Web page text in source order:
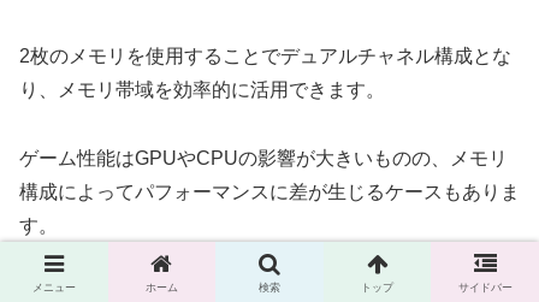
2枚のメモリを使用することでデュアルチャネル構成とな
り、メモリ帯域を効率的に活用できます。
ゲーム性能はGPUやCPUの影響が大きいものの、メモリ
構成によってパフォーマンスに差が生じるケースもありま
す。
動画編集でも32GBメモリは活躍します。
メニュー ホーム 検索 トップ サイドバー